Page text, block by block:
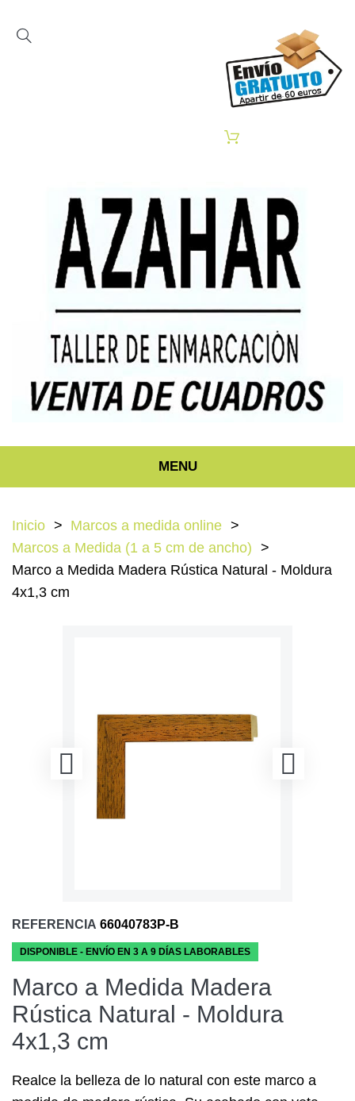
MENU
Inicio
Marcos a medida online
Marcos a Medida (1 a 5 cm de ancho)
Marco a Medida Madera Rústica Natural - Moldura
4x1,3 cm
REFERENCIA 66040783P-B
DISPONIBLE - ENVÍO EN 3 A 9 DÍAS LABORABLES
Marco a Medida Madera
Rústica Natural - Moldura
4x1,3 cm
Realce la belleza de lo natural con este marco a